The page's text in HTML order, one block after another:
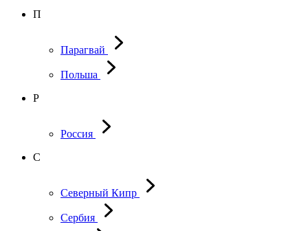
П
Парагвай
Польша
Р
Россия
С
Северный Кипр
Сербия